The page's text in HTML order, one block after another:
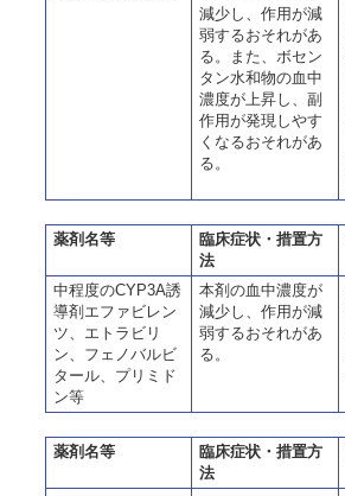
減少し、作用が減
弱するおそれがあ
る。また、ボセン
タン水和物の血中
濃度が上昇し、副
作用が発現しやす
くなるおそれがあ
る。
薬剤名等
臨床症状・措置方
法
中程度のCYP3A誘
導剤エファビレン
ツ、エトラビリ
ン、フェノバルビ
タール、プリミド
ン等
本剤の血中濃度が
減少し、作用が減
弱するおそれがあ
る。
薬剤名等
臨床症状・措置方
法